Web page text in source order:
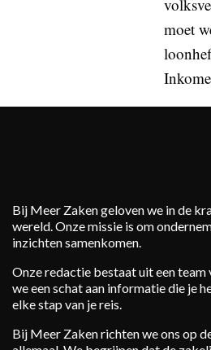
moet
Bij Meer Zaken geloven we in de
wereld. Onze missie is om
inzichten samenkomen.
Onze redactie bestaat uit een
we een schat aan informatie die je
elke stap van je reis.
Bij Meer Zaken richten we ons op